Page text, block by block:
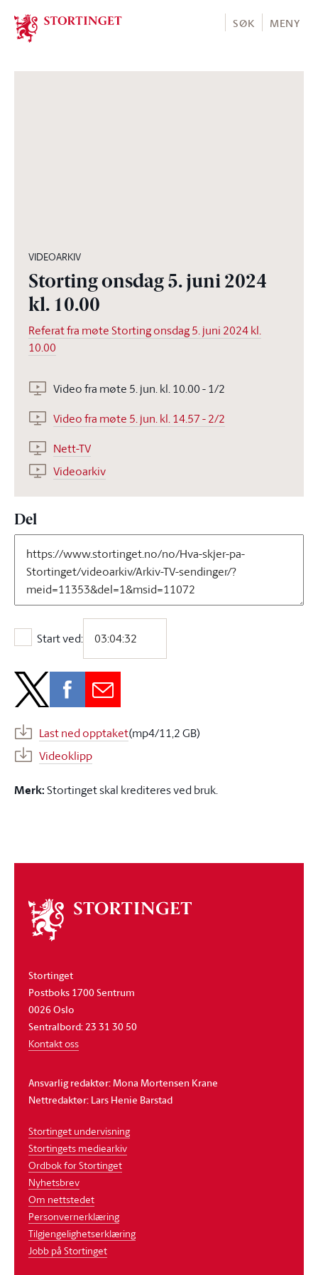
Stortinget.no
SØK MENY
VIDEOARKIV
Storting onsdag 5. juni 2024
kl. 10.00
Referat fra møte Storting onsdag 5. juni 2024 kl.
10.00
Video fra møte 5. jun. kl. 10.00 - 1/2
Video fra møte 5. jun. kl. 14.57 - 2/2
Nett-TV
Videoarkiv
Del
Start ved:
Start ved:
Last ned opptaket(mp4/11,2 GB)
Videoklipp
Merk:Stortinget skal krediteres ved bruk.
Om
stortinget
Stortinget
Postboks 1700 Sentrum
0026 Oslo
Sentralbord: 23 31 30 50
Kontakt oss
Ansvarlig redaktør: Mona Mortensen Krane
Nettredaktør: Lars Henie Barstad
Stortinget undervisning
Stortingets mediearkiv
Ordbok for Stortinget
Nyhetsbrev
Om nettstedet
Personvernerklæring
Tilgjengelighetserklæring
Jobb på Stortinget